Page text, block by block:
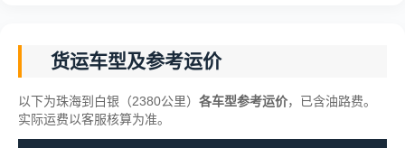
货运车型及参考运价
以下为珠海到白银（2380公里） 各车型参考运价，已含油路费。
实际运费以客服核算为准。